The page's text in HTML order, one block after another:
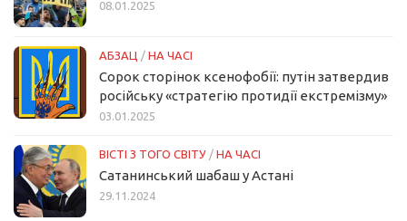
08.01.2025
АБЗАЦ / НА ЧАСІ
Сорок сторінок ксенофобії: путін затвердив
російську «стратегію протидії екстремізму»
03.01.2025
ВІСТІ З ТОГО СВІТУ / НА ЧАСІ
Сатанинський шабаш у Астані
29.11.2024